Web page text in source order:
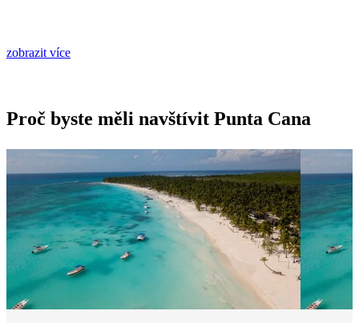
zobrazit více
Proč byste měli navštívit Punta Cana